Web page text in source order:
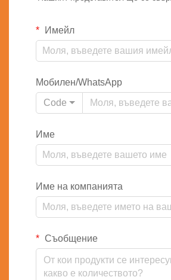
Имейл
Мобилен/WhatsApp
Code
Име
Име на компанията
Съобщение